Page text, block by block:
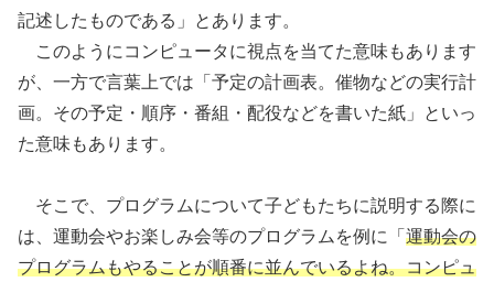
記述したものである」とあります。
このようにコンピュータに視点を当てた意味もあります
が、一方で言葉上では「予定の計画表。催物などの実行計
画。その予定・順序・番組・配役などを書いた紙」といっ
た意味もあります。
そこで、プログラムについて子どもたちに説明する際に
は、運動会やお楽しみ会等のプログラムを例に「 運動会の
プログラムもやることが順番に並んでいるよね。コンピュ